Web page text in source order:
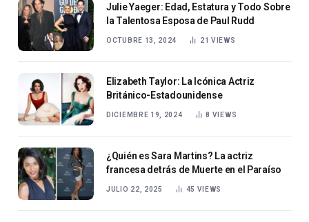
Julie Yaeger: Edad, Estatura y Todo Sobre
la Talentosa Esposa de Paul Rudd
OCTUBRE 13, 2024 21VIEWS
Elizabeth Taylor: La Icónica Actriz
Británico-Estadounidense
DICIEMBRE 19, 2024 8 VIEWS
¿Quién es Sara Martins? La actriz
francesa detrás de Muerte en el Paraíso
JULIO 22, 2025 45 VIEWS